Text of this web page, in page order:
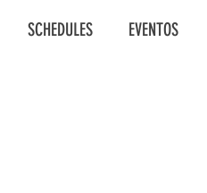
SCHEDULES EVENTOS